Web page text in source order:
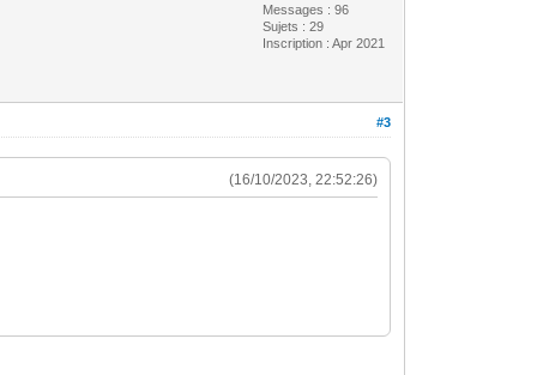
Messages : 96
Sujets : 29
Inscription : Apr 2021
#3
(16/10/2023, 22:52:26)